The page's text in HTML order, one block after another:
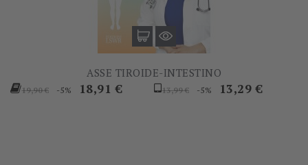
ASSE TIROIDE-INTESTINO
Prezzo
19,90 € -5% Prezzo
18,91 €
Prezzo
13,99 € -5% Prezzo
13,29 €